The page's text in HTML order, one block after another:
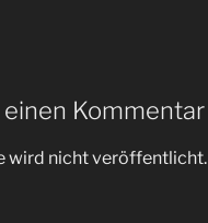
Kommentar
wird nicht veröffentlicht.